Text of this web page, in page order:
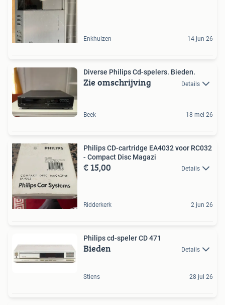
Enkhuizen 14 jun 26
Diverse Philips Cd-spelers. Bieden.
Zie omschrijving Details
Beek 18 mei 26
Philips CD-cartridge EA4032 voor RC032
- Compact Disc Magazi
€ 15,00 Details
Ridderkerk 2 jun 26
Philips cd-speler CD 471
Bieden Details
Stiens 28 jul 26